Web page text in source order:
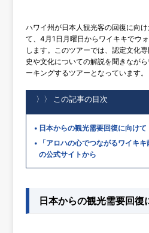
ハワイ州が日本人観光客の回復に向
て、4月1日月曜日からワイキキでウ
します。このツアーでは、認定文化
史や文化についての解説を聞きなが
ーキングするツアーとなっています。
〉〉 この記事の目次
日本からの観光需要回復に向けて
「アロハの心でつながるワイキ
の公式サイトから
日本からの観光需要回復